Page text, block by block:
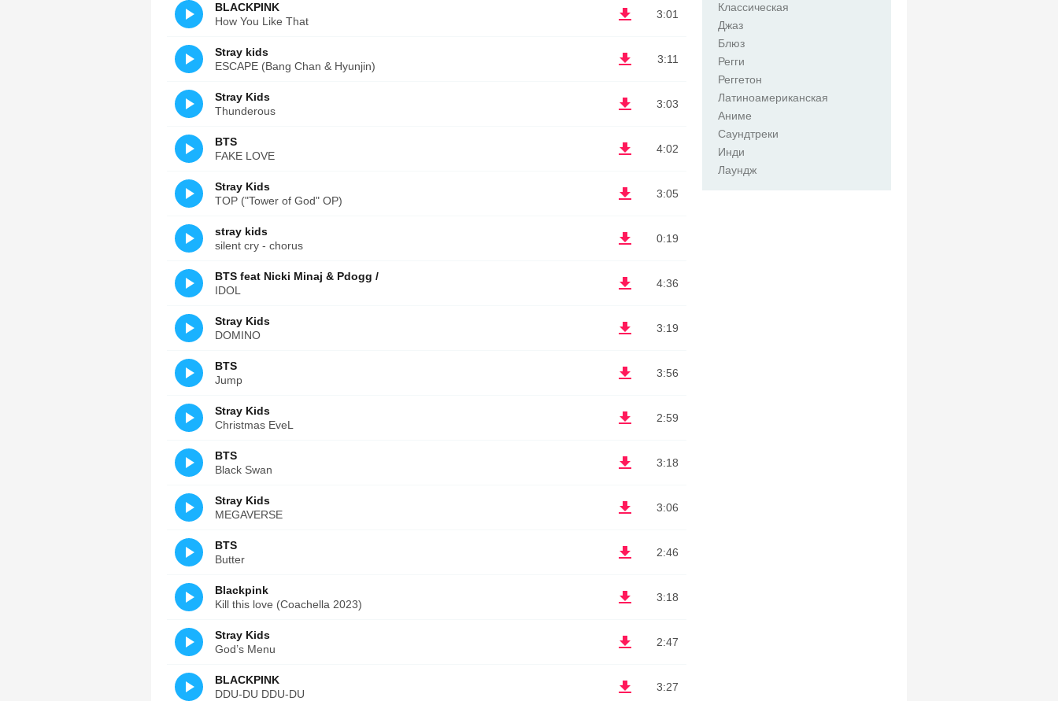
3:01
BLACKPINK
How You Like That
3:11
Stray kids
ESCAPE (Bang Chan & Hyunjin)
3:03
Stray Kids
Thunderous
4:02
BTS
FAKE LOVE
3:05
Stray Kids
TOP ("Tower of God" OP)
0:19
stray kids
silent cry - chorus
4:36
BTS feat Nicki Minaj & Pdogg /
IDOL
3:19
Stray Kids
DOMINO
3:56
BTS
Jump
2:59
Stray Kids
Christmas EveL
3:18
BTS
Black Swan
3:06
Stray Kids
MEGAVERSE
2:46
BTS
Butter
3:18
Blackpink
Kill this love (Coachella 2023)
2:47
Stray Kids
God’s Menu
3:27
BLACKPINK
DDU-DU DDU-DU
Классическая
Джаз
Блюз
Регги
Реггетон
Латиноамериканская
Аниме
Саундтреки
Инди
Лаундж